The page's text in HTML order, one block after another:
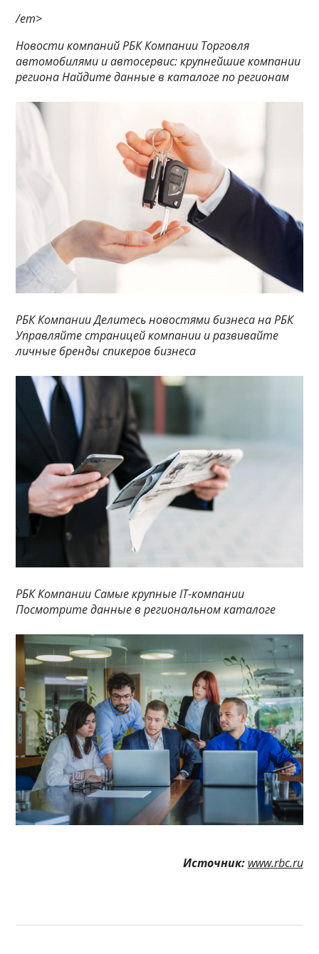
/em>
Новости компаний РБК Компании Торговля
автомобилями и автосервис: крупнейшие компании
региона Найдите данные в каталоге по регионам
РБК Компании Делитесь новостями бизнеса на РБК
Управляйте страницей компании и развивайте
личные бренды спикеров бизнеса
РБК Компании Самые крупные IT-компании
Посмотрите данные в региональном каталоге
Источник: www.rbc.ru